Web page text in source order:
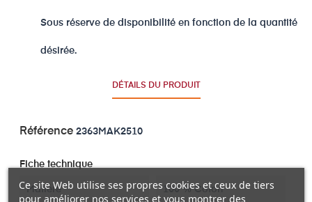
Sous réserve de disponibilité en fonction de la quantité
désirée.
DÉTAILS DU PRODUIT
Référence 2363MAK2510
Fiche technique
Matière 100 % Coton
Ce site Web utilise ses propres cookies et ceux de tiers
pour améliorer nos services et vous montrer des